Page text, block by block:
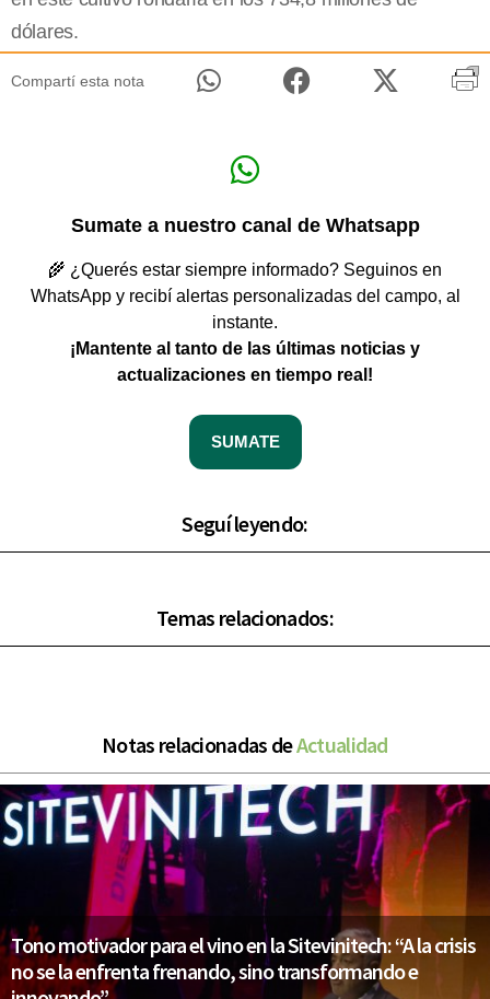
dólares.
Compartí esta nota
Sumate a nuestro canal de Whatsapp
🌾 ¿Querés estar siempre informado? Seguinos en
WhatsApp y recibí alertas personalizadas del campo, al
instante.
¡Mantente al tanto de las últimas noticias y
actualizaciones en tiempo real!
SUMATE
Seguí leyendo:
Temas relacionados:
Notas relacionadas deActualidad
Tono motivador para el vino en la Sitevinitech: “A la crisis
no se la enfrenta frenando, sino transformando e